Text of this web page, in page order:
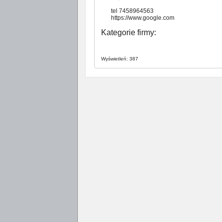
tel 7458964563
https://www.google.com
Kategorie firmy:
Wyświetleń: 387